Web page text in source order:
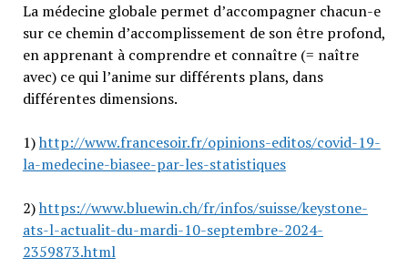
La médecine globale permet d’accompagner chacun-e
sur ce chemin d’accomplissement de son être profond,
en apprenant à comprendre et connaître (= naître
avec) ce qui l’anime sur différents plans, dans
différentes dimensions.
1)http://www.francesoir.fr/opinions-editos/covid-19-
la-medecine-biasee-par-les-statistiques
2)https://www.bluewin.ch/fr/infos/suisse/keystone-
ats-l-actualit-du-mardi-10-septembre-2024-
2359873.html